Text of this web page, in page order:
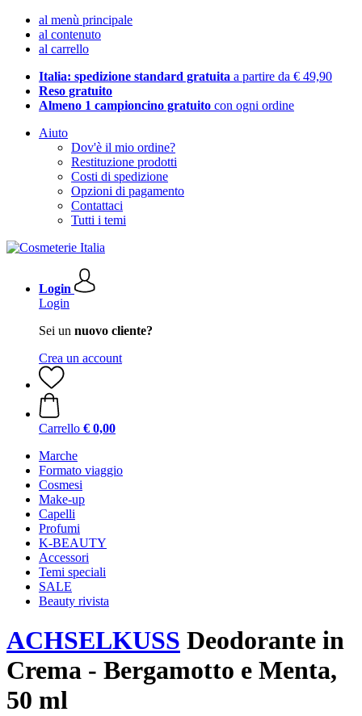
al menù principale
al contenuto
al carrello
Italia: spedizione standard gratuita a partire da € 49,90
Reso gratuito
Almeno 1 campioncino gratuito con ogni ordine
Aiuto
Dov'è il mio ordine?
Restituzione prodotti
Costi di spedizione
Opzioni di pagamento
Contattaci
Tutti i temi
Login
Login
Sei un nuovo cliente?
Crea un account
Carrello € 0,00
Marche
Formato viaggio
Cosmesi
Make-up
Capelli
Profumi
K-BEAUTY
Accessori
Temi speciali
SALE
Beauty rivista
ACHSELKUSS Deodorante in
Crema - Bergamotto e Menta,
50 ml